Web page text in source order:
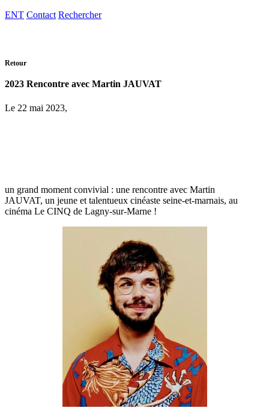
ENT Contact Rechercher
Retour
2023 Rencontre avec Martin JAUVAT
Le 22 mai 2023,
un grand moment convivial : une rencontre avec Martin
JAUVAT, un jeune et talentueux cinéaste seine-et-marnais, au
cinéma Le CINQ de Lagny-sur-Marne !